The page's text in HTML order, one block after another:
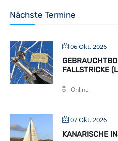
Nächste Termine
06 Okt. 2026
FALLSTRICKE
Online
07 Okt. 2026
KANARISCHE